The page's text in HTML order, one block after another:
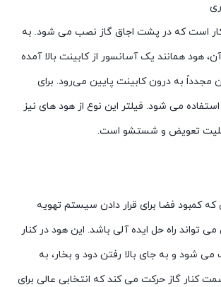
است که در پشت اجاق گاز نصب می شود. به
همانند یک آسانسور از کابینت بالا آمده
مجدداً به درون کابینت پایین می‌رود. برای
می شود. فیلتر این نوع از هود های نیز
تعویض و شستشو است.
که کمبود فضا برای قرار دادن سیستم تهویه
تواند راه حل ایده آلی باشد. این هود در کنار
شود و به جای بالا رفتن دود و بخار، به
کنار گاز حرکت می کند که انتخابی عالی برای